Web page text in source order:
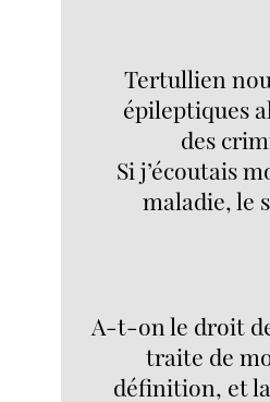
Tertullien
épileptiques
des
Si j’écoutais
maladie, le
A-t-on le droit
traite de
définition, et